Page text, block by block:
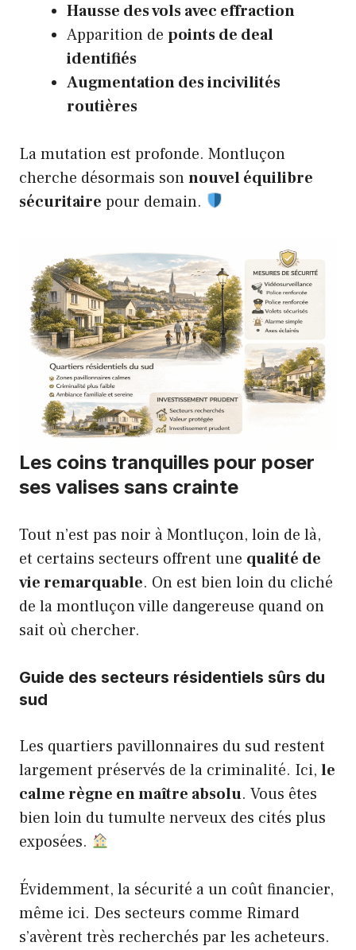
Hausse des vols avec effraction
Apparition de points de deal
identifiés
Augmentation des incivilités
routières
La mutation est profonde. Montluçon
cherche désormais sonnouvel équilibre
sécuritaire pour demain.
Les coins tranquilles pour poser
ses valises sans crainte
Tout n’est pas noir à Montluçon, loin de là,
et certains secteurs offrent une qualité de
vie remarquable. On est bien loin du cliché
de la montluçon ville dangereuse quand on
sait où chercher.
Guide des secteurs résidentiels sûrs du
sud
Les quartiers pavillonnaires du sud restent
largement préservés de la criminalité. Ici, le
calme règne en maître absolu. Vous êtes
bien loin du tumulte nerveux des cités plus
exposées.
Évidemment, la sécurité a un coût financier,
même ici. Des secteurs comme Rimard
s’avèrent très recherchés par les acheteurs.